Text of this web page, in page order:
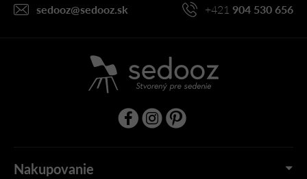
sedooz@sedooz.sk +421 904 530 656
Nakupovanie